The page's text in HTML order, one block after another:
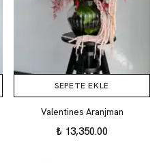
SEPETE EKLE
Valentines Aranjman
₺ 13,350.00